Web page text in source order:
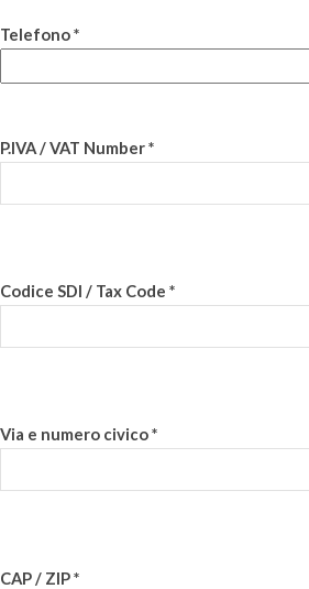
Telefono *
P.IVA / VAT Number *
Codice SDI / Tax Code *
Via e numero civico *
CAP / ZIP *